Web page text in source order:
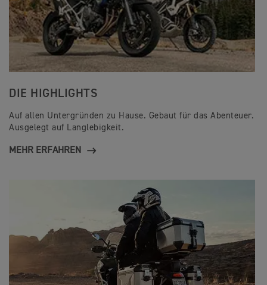
DIE HIGHLIGHTS
Auf allen Untergründen zu Hause. Gebaut für das Abenteuer.
Ausgelegt auf Langlebigkeit.
MEHR ERFAHREN